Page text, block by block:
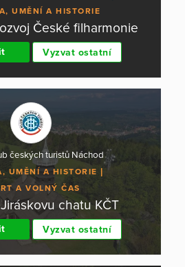
UMĚNÍ A HISTORIE
České filharmonie
Vyzvat ostatní
českých turistů Náchod
UMĚNÍ A HISTORIE
A VOLNÝ ČAS
chatu KČT
Vyzvat ostatní